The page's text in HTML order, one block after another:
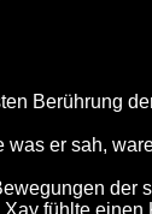
Berührung
er sah,
der
fühlte einen